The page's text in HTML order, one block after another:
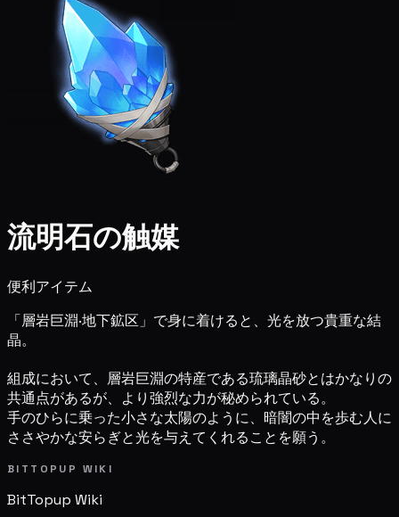
流明石の触媒
便利アイテム
「層岩巨淵·地下鉱区」で身に着けると、光を放つ貴重な結
晶。
組成において、層岩巨淵の特産である琉璃晶砂とはかなりの
共通点があるが、より強烈な力が秘められている。
手のひらに乗った小さな太陽のように、暗闇の中を歩む人に
ささやかな安らぎと光を与えてくれることを願う。
BITTOPUP WIKI
BitTopup Wiki